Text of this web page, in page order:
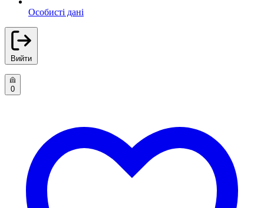
Особисті дані
Вийти
0